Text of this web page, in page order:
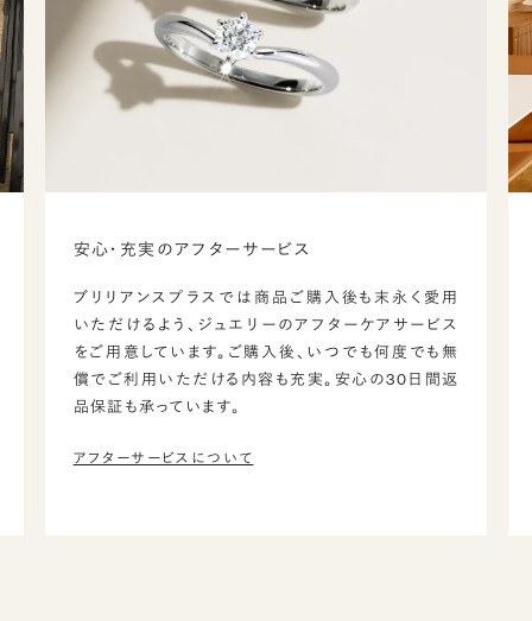
安心・充実のアフターサービス
ブリリアンスプラスでは商品ご購入後も末永く愛用
いただけるよう、ジュエリーのアフターケアサービス
をご用意しています。ご購入後、いつでも何度でも無
償でご利用いただける内容も充実。安心の30日間返
品保証も承っています。
アフターサービスについて